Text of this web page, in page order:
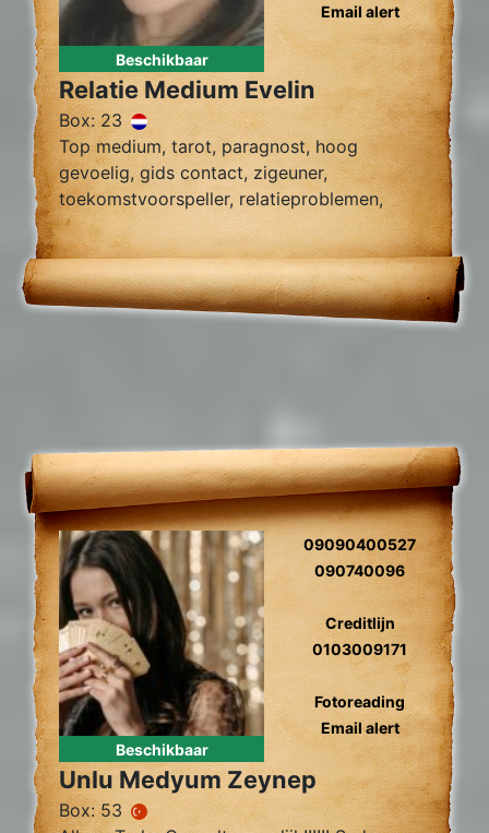
Beschikbaar
Email alert
Relatie Medium Evelin
Box: 23
Top medium, tarot, paragnost, hoog
gevoelig, gids contact, zigeuner,
toekomstvoorspeller, relatieproblemen,
zielsverwant, tweelingzielen, chakra.
Beschikbaar
09090400527
090740096
Creditlijn
0103009171
Fotoreading
Email alert
Unlu Medyum Zeynep
Box: 53